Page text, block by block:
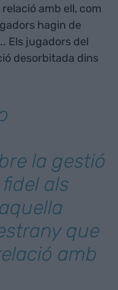
amb ell, com
hagin de
Els jugadors del
desorbitada dins
la gestió
als
que
amb